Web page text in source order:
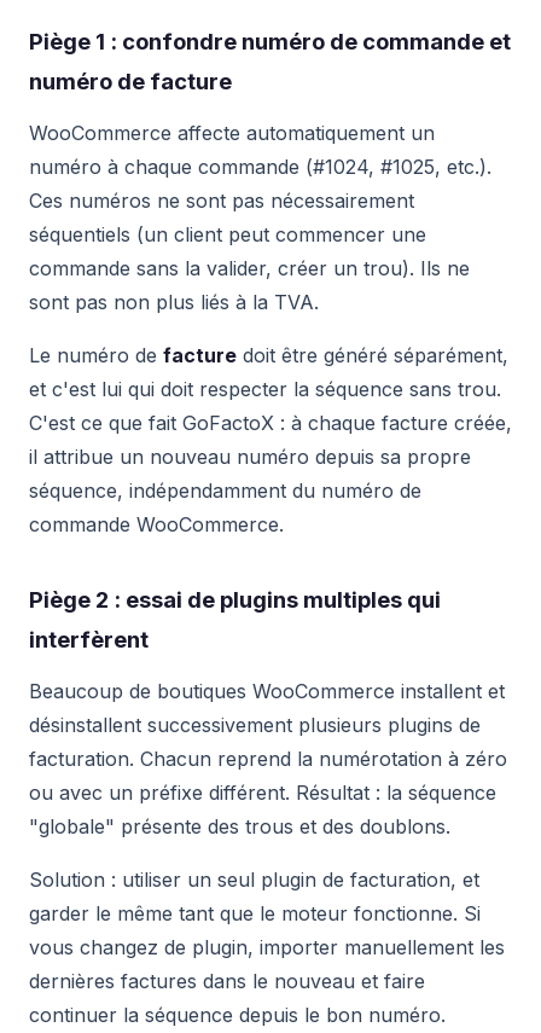
Piège 1 : confondre numéro de commande et
numéro de facture
WooCommerce affecte automatiquement un
numéro à chaque commande (#1024, #1025, etc.).
Ces numéros ne sont pas nécessairement
séquentiels (un client peut commencer une
commande sans la valider, créer un trou). Ils ne
sont pas non plus liés à la TVA.
Le numéro de facture doit être généré séparément,
et c'est lui qui doit respecter la séquence sans trou.
C'est ce que fait GoFactoX : à chaque facture créée,
il attribue un nouveau numéro depuis sa propre
séquence, indépendamment du numéro de
commande WooCommerce.
Piège 2 : essai de plugins multiples qui
interfèrent
Beaucoup de boutiques WooCommerce installent et
désinstallent successivement plusieurs plugins de
facturation. Chacun reprend la numérotation à zéro
ou avec un préfixe différent. Résultat : la séquence
"globale" présente des trous et des doublons.
Solution : utiliser un seul plugin de facturation, et
garder le même tant que le moteur fonctionne. Si
vous changez de plugin, importer manuellement les
dernières factures dans le nouveau et faire
continuer la séquence depuis le bon numéro.